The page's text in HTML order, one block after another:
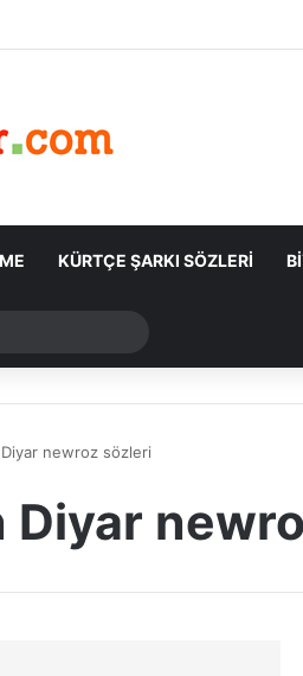
KÜRTÇE ŞARKI SÖZLERI
yap
newroz sözleri
Diyar